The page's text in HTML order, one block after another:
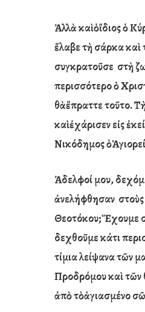
Ἀλλὰκαὶὁἴδιοςὁ
ἔλαβε τὴσάρκα καὶ
συγκρατοῦσε στὴ
περισσότεροὁ
θὰἔπραττε τοῦτο. Τ
καὶἐχάρισεν εἰςἐ
ΝικόδημοςὁἉ
Ἀδελφοί μου,
ἀνελήφθησαν στοὺ
Θεοτόκου;Ἔχουμε
δεχθοῦμε κάτι
τίμια λείψανα τῶν
Προδρόμου καὶτῶν
ἀπὸτὸἁγιασμένο σῶ